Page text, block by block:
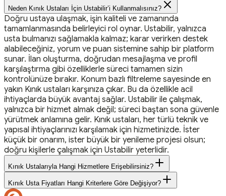
Neden Kınık Ustaları İçin Ustabilir’i Kullanmalısınız?
Doğru ustaya ulaşmak, işin kaliteli ve zamanında
tamamlanmasında belirleyici rol oynar. Ustabilir, yalnızca
usta bulmanızı sağlamakla kalmaz; karar verirken destek
alabileceğiniz, yorum ve puan sistemine sahip bir platform
sunar. İlan oluşturma, doğrudan mesajlaşma ve profil
karşılaştırma gibi özelliklerle süreci tamamen sizin
kontrolünüze bırakır. Konum bazlı filtreleme sayesinde en
yakın Kınık ustaları karşınıza çıkar. Bu da özellikle acil
ihtiyaçlarda büyük avantaj sağlar. Ustabilir ile çalışmak,
yalnızca bir hizmet almak değil; süreci baştan sona güvenle
yürütmek anlamına gelir. Kınık ustaları, her türlü teknik ve
yapısal ihtiyaçlarınızı karşılamak için hizmetinizde. İster
küçük bir onarım, ister büyük bir yenileme projesi olsun;
doğru kişilerle çalışmak için Ustabilir yeterlidir.
Kınık Ustalarıyla Hangi Hizmetlere Erişebilirsiniz?
Kınık Usta Fiyatları Hangi Kriterlere Göre Değişiyor?